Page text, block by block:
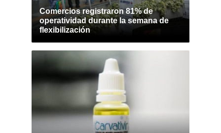
Comercios registraron 81% de
operatividad durante la semana de
flexibilización